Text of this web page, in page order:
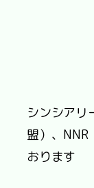
シンシアリ
盟）、
おります